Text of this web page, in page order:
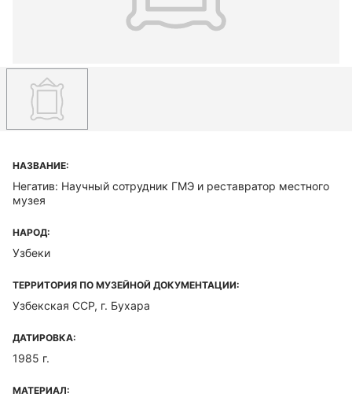
НАЗВАНИЕ:
Негатив: Научный сотрудник ГМЭ и реставратор местного
музея
НАРОД:
Узбеки
ТЕРРИТОРИЯ ПО МУЗЕЙНОЙ ДОКУМЕНТАЦИИ:
Узбекская ССР, г. Бухара
ДАТИРОВКА:
1985 г.
МАТЕРИАЛ: